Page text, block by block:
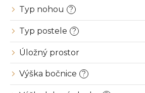
Typ nohou ?
Typ postele ?
Úložný prostor
Výška bočnice ?